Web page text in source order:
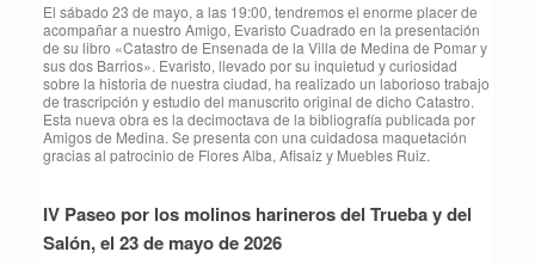
El sábado 23 de mayo, a las 19:00, tendremos el enorme placer de
acompañar a nuestro Amigo, Evaristo Cuadrado en la presentación
de su libro «Catastro de Ensenada de la Villa de Medina de Pomar y
sus dos Barrios». Evaristo, llevado por su inquietud y curiosidad
sobre la historia de nuestra ciudad, ha realizado un laborioso trabajo
de trascripción y estudio del manuscrito original de dicho Catastro.
Esta nueva obra es la decimoctava de la bibliografía publicada por
Amigos de Medina. Se presenta con una cuidadosa maquetación
gracias al patrocinio de Flores Alba, Afisaiz y Muebles Ruiz.
IV Paseo por los molinos harineros del Trueba y del
Salón, el 23 de mayo de 2026